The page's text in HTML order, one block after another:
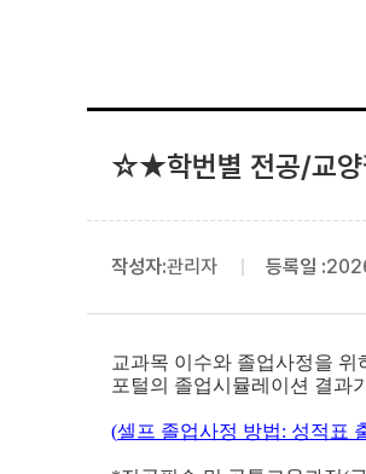
☆★학번별 전공/교
작성자:관리자 등록일 :
교과목 이수와 졸업사정을
포털의 졸업시뮬레이션 결과
(셀프 졸업사정 방법: 성적표